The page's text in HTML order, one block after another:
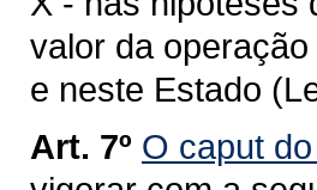
valor da
e neste Estado
Art. 7º O caput